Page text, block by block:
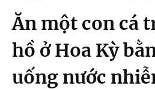
Ăn một con cá
hồ ở Hoa Kỳ
uống nước